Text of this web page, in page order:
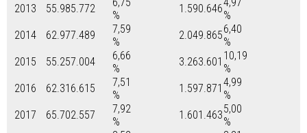
2013
55.985.772
%
1.590.646
%
2014
62.977.489
7,59
%
2.049.8656,40
%
2015
55.257.004
6,66
%
3.263.601 10,19
%
2016
62.316.615
7,51
%
1.597.871 4,99
%
2017
65.702.557
7,92
%
1.601.4635,00
%